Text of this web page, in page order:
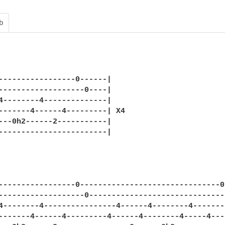
0------|
0----|
4--------------|
4------4---------| X4
0h2------2-----------|
|
0-------------------------------
4----------------4------4--------
4------4---------4------4--------4-----